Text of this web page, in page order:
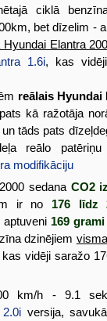
ciklā
bet dīzelim -
Elantra
1.6i, kas
reālais Hyundai
kā ražotāja
tāds pats
reālo
modifikāciju
sedana CO2
ir no 176 līdz
169
dzinējiem
kas vidēji saražo
km/h - 9.1
versija,